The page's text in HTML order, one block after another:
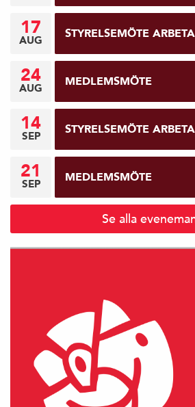
17
AUG STYRELSEMÖTE
24
AUG MEDLEMSMÖTE
14
SEP STYRELSEMÖTE
21
SEP MEDLEMSMÖTE
Se alla